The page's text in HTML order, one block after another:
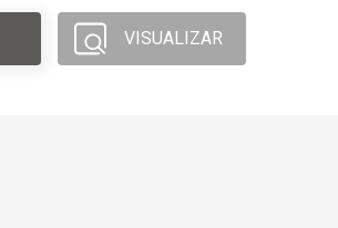
VISUALIZAR